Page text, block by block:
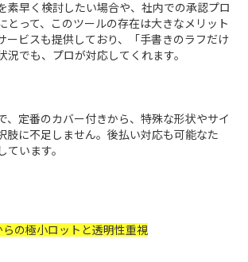
素早く検討したい場合や、社内での承認プロ
とって、このツールの存在は大きなメリット
ービスも提供しており、「手書きのラフだけ
況でも、プロが対応してくれます。
、定番のカバー付きから、特殊な形状やサイ
肢に不足しません。後払い対応も可能なた
ています。
らの極小ロットと透明性重視